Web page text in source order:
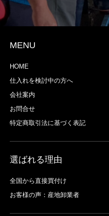
MENU
HOME
仕入れを検討中の方へ
会社案内
お問合せ
特定商取引法に基づく表記
選ばれる理由
全国から直接買付け
お客様の声：産地卸業者